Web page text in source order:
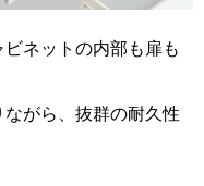
ビネットの内部も扉も
がら、抜群の耐久性